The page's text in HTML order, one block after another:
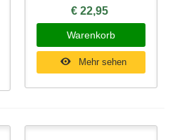
€ 22,95
Warenkorb
Mehr sehen